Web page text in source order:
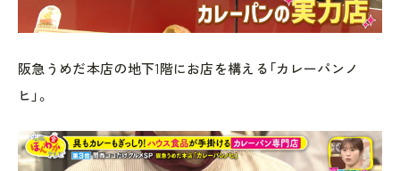
阪急うめだ本店の地下1階にお店を構える「カレーパンノ
ヒ」。